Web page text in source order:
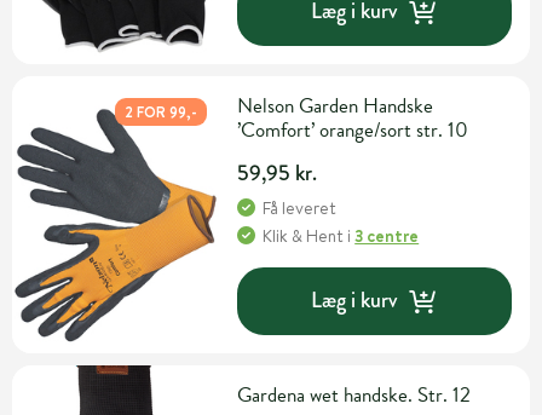
Læg i kurv
2 FOR 99,-
Nelson Garden Handske
’Comfort’ orange/sort str. 10
59,95 kr.
Få leveret
Klik & Hent i3 centre
Læg i kurv
Gardena wet handske. Str. 12